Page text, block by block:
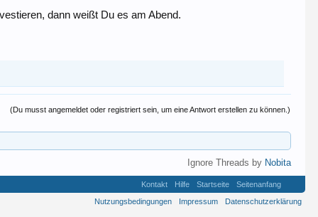
dann weißt Du es am Abend.
(Du musst angemeldet oder registriert sein, um eine Antwort erstellen zu können.)
Ignore Threads by Nobita
Kontakt Hilfe Startseite
Seitenanfang
Nutzungsbedingungen
Impressum Datenschutzerklärung